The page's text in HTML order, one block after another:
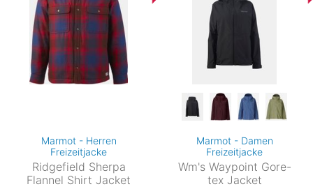
Marmot - Herren
Freizeitjacke
Ridgefield Sherpa
Flannel Shirt Jacket
Marmot - Damen
Freizeitjacke
Wm's Waypoint Gore-
tex Jacket